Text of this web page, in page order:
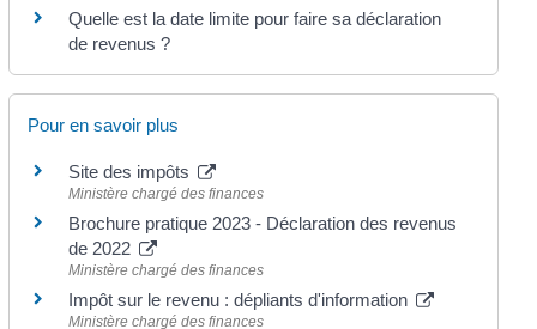
Quelle est la date limite pour faire sa déclaration
de revenus ?
Pour en savoir plus
Site des impôts
Ministère chargé des finances
Brochure pratique 2023 - Déclaration des revenus
de 2022
Ministère chargé des finances
Impôt sur le revenu : dépliants d'information
Ministère chargé des finances